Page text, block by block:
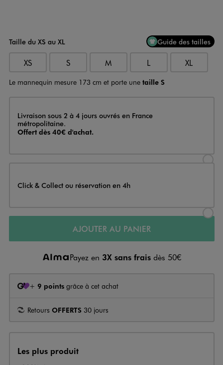
Taille du XS au XL Guide des tailles
XS S M L XL
Le mannequin mesure 173 cm et porte une taille S
Livraison
Livraison sous 2 à 4 jours ouvrés en France
métropolitaine.
Offert dès 40€ d'achat.
Click & Collect ou réservation en 4h
AJOUTER AU PANIER
Payez en 3X sans frais dès 50€
+ 9 points grâce à cet achat
Retours OFFERTS 30 jours
Les plus produit